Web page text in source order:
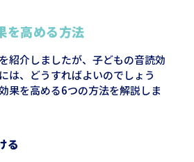
を高める方法
紹介しましたが、子どもの音読効
は、どうすればよいのでしょう
果を高める6つの方法を解説しま
る